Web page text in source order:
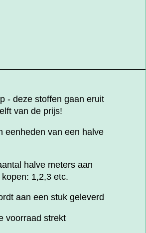
- deze stoffen gaan eruit
van de prijs!
eenheden van een halve
halve meters aan
1,2,3 etc.
aan een stuk geleverd
voorraad strekt